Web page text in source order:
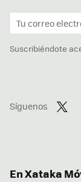
Suscribiéndote
Síguenos
En Xataka